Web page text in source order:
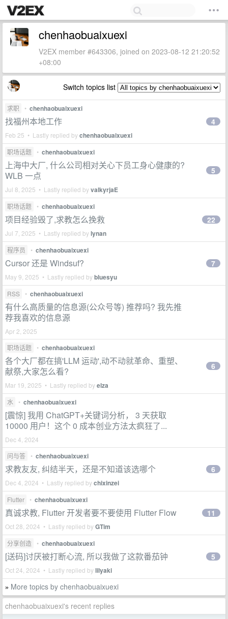
chenhaobuaixuexi
V2EX member #643306, joined on 2023-08-12 21:20:52
+08:00
Switch topics list
求职 • chenhaobuaixuexi
找福州本地工作
Feb 25 • Lastly replied bychenhaobuaixuexi
4
职场话题 • chenhaobuaixuexi
上海中大厂, 什么公司相对关心下员工身心健康的?
WLB 一点
Jul 8, 2025 • Lastly replied byvalkyrjaE
5
职场话题 • chenhaobuaixuexi
项目经验毁了,求教怎么挽救
Jul 7, 2025 • Lastly replied bylynan
22
程序员 • chenhaobuaixuexi
Cursor 还是 Windsuf?
May 9, 2025 • Lastly replied bybluesyu
7
RSS • chenhaobuaixuexi
有什么高质量的信息源(公众号等) 推荐吗? 我先推
荐我喜欢的信息源
Apr 2, 2025
职场话题
• chenhaobuaixuexi
各个大厂都在搞'LLM 运动',动不动就革命、重塑、
献祭,大家怎么看?
Mar 19, 2025 • Lastly replied byelza
6
水 • chenhaobuaixuexi
[震惊] 我用 ChatGPT+关键词分析， 3 天获取
10000 用户！这个 0 成本创业方法太疯狂了...
Dec 4, 2024
问与答
• chenhaobuaixuexi
求教友友, 纠结半天，还是不知道该选哪个
Dec 4, 2024 • Lastly replied bychixinzei
6
Flutter • chenhaobuaixuexi
真诚求教, Flutter 开发者要不要使用 Flutter Flow
Oct 28, 2024 • Lastly replied byGTim
11
分享创造 • chenhaobuaixuexi
[送码]讨厌被打断心流, 所以我做了这款番茄钟
Oct 24, 2024 • Lastly replied bylilyaki
5
» More topics by chenhaobuaixuexi
chenhaobuaixuexi's recent replies